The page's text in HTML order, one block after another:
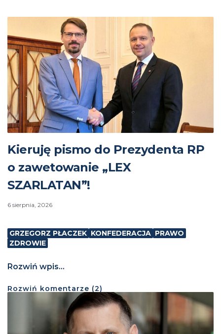
Kieruję pismo do Prezydenta RP
o zawetowanie „LEX
SZARLATAN”!
6 sierpnia, 2026
GRZEGORZ PŁACZEK KONFEDERACJA PRAWO
ZDROWIE
Rozwiń wpis...
Rozwiń komentarze (2)